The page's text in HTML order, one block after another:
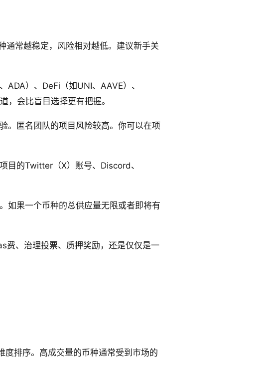
通常越稳定，风险相对越低。建议新手关
ADA）、DeFi（如UNI、AAVE）、
，会比盲目选择更有把握。
。匿名团队的项目风险较高。你可以在项
目的Twitter（X）账号、Discord、
如果一个币种的总供应量无限或者即将有
费、治理投票、质押奖励，还是仅仅是一
排序。高成交量的币种通常受到市场的